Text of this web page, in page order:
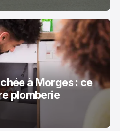
à Morges : ce
plomberie